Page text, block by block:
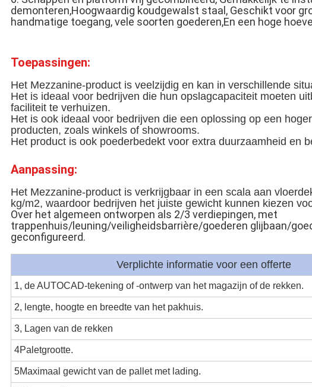
demonteren,Hoogwaardig koudgewalst staal, Geschikt voor
handmatige toegang, vele soorten goederen,En een hoge
Toepassingen:
Het Mezzanine-product is veelzijdig en kan in verschillende
Het is ideaal voor bedrijven die hun opslagcapaciteit moeten
faciliteit te verhuizen.
Het is ook ideaal voor bedrijven die een oplossing op een
producten, zoals winkels of showrooms.
Het product is ook poederbedekt voor extra duurzaamheid en
Aanpassing:
Het Mezzanine-product is verkrijgbaar in een scala aan
kg/m2, waardoor bedrijven het juiste gewicht kunnen kiezen
Over het algemeen ontworpen als 2/3 verdiepingen, met
trappenhuis/leuning/veiligheidsbarrière/goederen glijbaan/
geconfigureerd.
Verplichte informatie voor een offerte
1, de AUTOCAD-tekening of -ontwerp van het magazijn of de rekken.
2, lengte, hoogte en breedte van het pakhuis.
3, Lagen van de rekken
4Paletgrootte.
5Maximaal gewicht van de pallet met lading.